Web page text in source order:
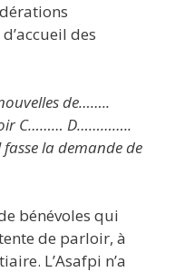
des
de……..
C……… D…………..
la demande de
bénévoles qui
de parloir, à
L’Asafpi n’a